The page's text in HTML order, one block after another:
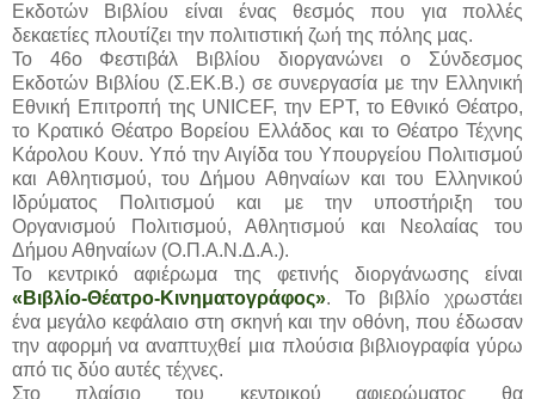
Εκδοτών Βιβλίου είναι ένας θεσμός που για πολλές
δεκαετίες πλουτίζει την πολιτιστική ζωή της πόλης μας.
Το 46ο Φεστιβάλ Βιβλίου διοργανώνει ο Σύνδεσμος
Εκδοτών Βιβλίου (Σ.ΕΚ.Β.) σε συνεργασία με την Ελληνική
Εθνική Επιτροπή της UNICEF, την ΕΡΤ, το Εθνικό Θέατρο,
το Κρατικό Θέατρο Βορείου Ελλάδος και το Θέατρο Τέχνης
Κάρολου Κουν. Υπό την Αιγίδα του Υπουργείου Πολιτισμού
και Αθλητισμού, του Δήμου Αθηναίων και του Ελληνικού
Ιδρύματος Πολιτισμού και με την υποστήριξη του
Οργανισμού Πολιτισμού, Αθλητισμού και Νεολαίας του
Δήμου Αθηναίων (Ο.Π.Α.Ν.Δ.Α.).
Το κεντρικό αφιέρωμα της φετινής διοργάνωσης είναι
«Βιβλίο-Θέατρο-Κινηματογράφος». Το βιβλίο χρωστάει
ένα μεγάλο κεφάλαιο στη σκηνή και την οθόνη, που έδωσαν
την αφορμή να αναπτυχθεί μια πλούσια βιβλιογραφία γύρω
από τις δύο αυτές τέχνες.
Στο πλαίσιο του κεντρικού αφιερώματος θα